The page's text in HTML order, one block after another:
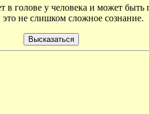
голове у человека и может
не слишком сложное сознание.